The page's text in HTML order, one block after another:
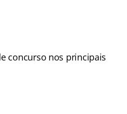
concurso nos principais